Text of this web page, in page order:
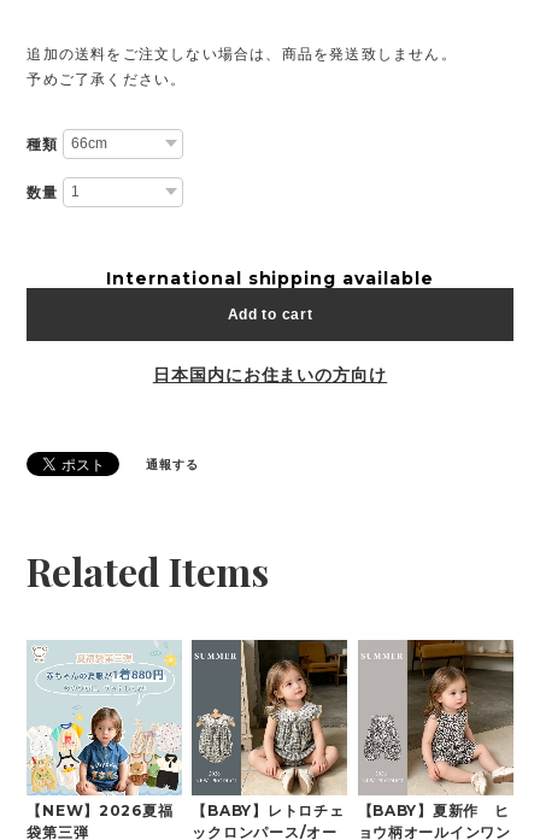
追加の送料をご注文しない場合は、商品を発送致しません。
予めご了承ください。
種類
数量
International shipping available
Add to cart
日本国内にお住まいの方向け
通報する
Related Items
【NEW】2026夏福
袋第三弾
【BABY】レトロチェ
ックロンパース/オー
【BABY】夏新作 ヒ
ョウ柄オールインワン